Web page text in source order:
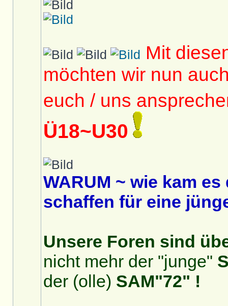
Mit
möchten wir nun
euch / uns
Ü18~U30
WARUM ~ wie kam
schaffen für eine
Unsere Foren sind
nicht mehr der "junge"
der (olle) SAM"72" !